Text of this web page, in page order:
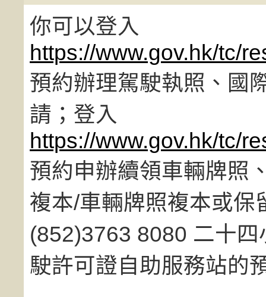
你可以登入
https://www.gov.hk/tc/
預約辦理駕駛執照、國
請；登入
https://www.gov.hk/tc/
預約申辦續領車輛牌照
複本/車輛牌照複本或保
(852)3763 8080 二十
駛許可證自助服務站的